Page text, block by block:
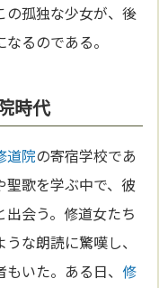
の孤独な少女が、後
るのである。
時代
道院の寄宿学校であ
聖歌を学ぶ中で、彼
出会う。修道女たち
な朗読に驚嘆し、
もいた。ある日、修